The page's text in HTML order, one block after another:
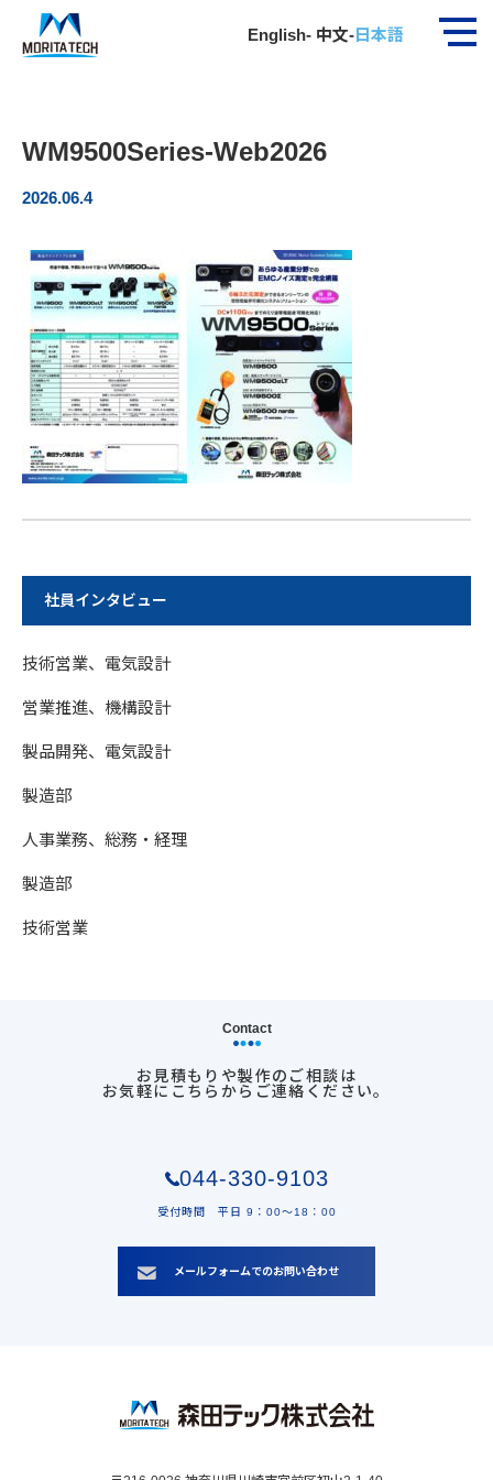
English- 中文-日本語
ホーム WM9500Series-Web2026…
WM9500Series-Web2026
2026.06.4
社員インタビュー
技術営業、電気設計
営業推進、機構設計
製品開発、電気設計
製造部
人事業務、総務・経理
製造部
技術営業
Contact
お見積もりや製作のご相談は
お気軽にこちらからご連絡ください。
044-330-9103
受付時間 平日 9：00〜18：00
メールフォームでのお問い合わせ